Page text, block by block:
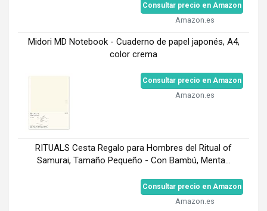
Consultar precio en Amazon
Amazon.es
Midori MD Notebook - Cuaderno de papel japonés, A4,
color crema
Consultar precio en Amazon
Amazon.es
RITUALS Cesta Regalo para Hombres del Ritual of
Samurai, Tamaño Pequeño - Con Bambú, Menta...
Consultar precio en Amazon
Amazon.es